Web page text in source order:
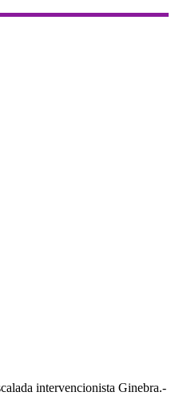
intervencionista Ginebra.-